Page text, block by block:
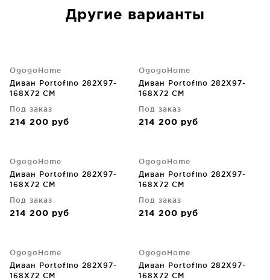
Другие варианты
OgogoHome
Диван Portofino 282X97-
168X72 CM
Под заказ
214 200 руб
OgogoHome
Диван Portofino 282X97-
168X72 CM
Под заказ
214 200 руб
OgogoHome
Диван Portofino 282X97-
168X72 CM
Под заказ
214 200 руб
OgogoHome
Диван Portofino 282X97-
168X72 CM
Под заказ
214 200 руб
OgogoHome
Диван Portofino 282X97-
168X72 CM
OgogoHome
Диван Portofino 282X97-
168X72 CM